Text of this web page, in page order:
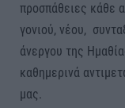
προσπάθειες κάθε
γονιού, νέου,
άνεργου της
καθημερινά
μας.